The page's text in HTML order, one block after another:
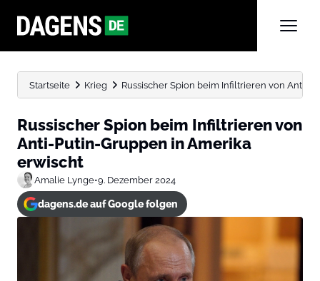
Startseite Krieg Russischer Spion beim Infiltrieren von Anti-
Russischer Spion beim Infiltrieren von
Anti-Putin-Gruppen in Amerika
erwischt
Amalie Lynge•9. Dezember 2024
dagens.de auf Google folgen